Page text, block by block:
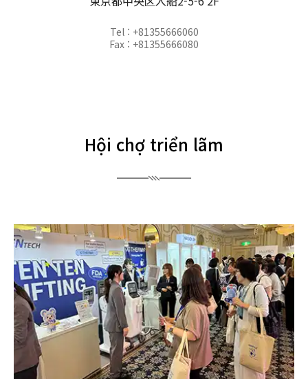
Tel : +81355666060
Fax : +81355666080
Hội chợ triển lãm